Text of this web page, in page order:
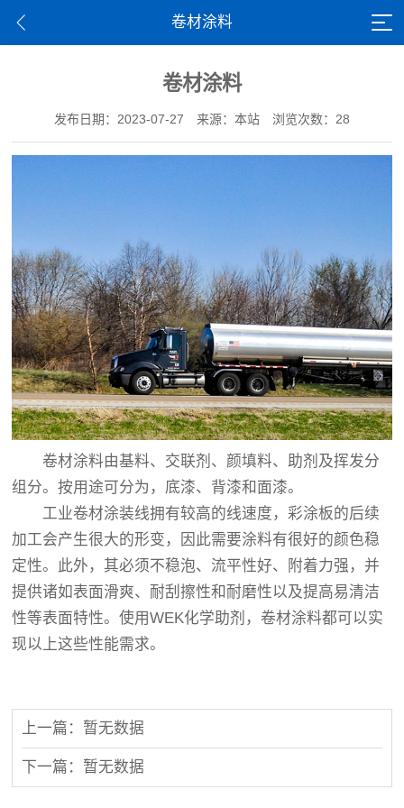
卷材涂料
卷材涂料
发布日期：2023-07-27 来源：本站 浏览次数：28
卷材涂料由基料、交联剂、颜填料、助剂及挥发分
组分。按用途可分为，底漆、背漆和面漆。
工业卷材涂装线拥有较高的线速度，彩涂板的后续
加工会产生很大的形变，因此需要涂料有很好的颜色稳
定性。此外，其必须不稳泡、流平性好、附着力强，并
提供诸如表面滑爽、耐刮擦性和耐磨性以及提高易清洁
性等表面特性。使用WEK化学助剂，卷材涂料都可以实
现以上这些性能需求。
上一篇：暂无数据
下一篇：暂无数据